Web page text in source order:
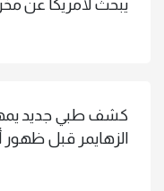
يبحث لأمريكا عن
كشف طبي جديد
الزهايمر قبل ظهور